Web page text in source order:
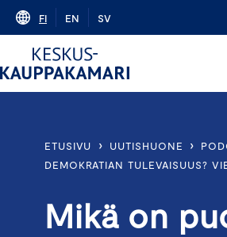
Skip
content
FI EN SV
ETUSIVU › UUTISHUONE ›
DEMOKRATIAN TULEVAISUUS?
Mikä on